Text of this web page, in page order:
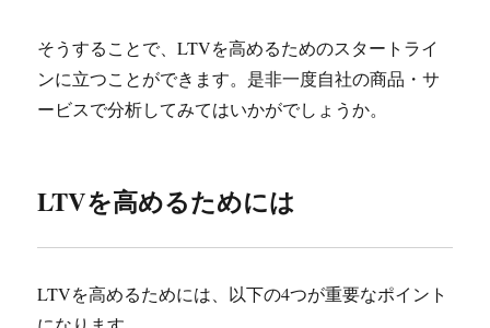
そうすることで、LTVを高めるためのスタートライ
ンに立つことができます。是非一度自社の商品・サ
ービスで分析してみてはいかがでしょうか。
LTVを高めるためには
LTVを高めるためには、以下の4つが重要なポイント